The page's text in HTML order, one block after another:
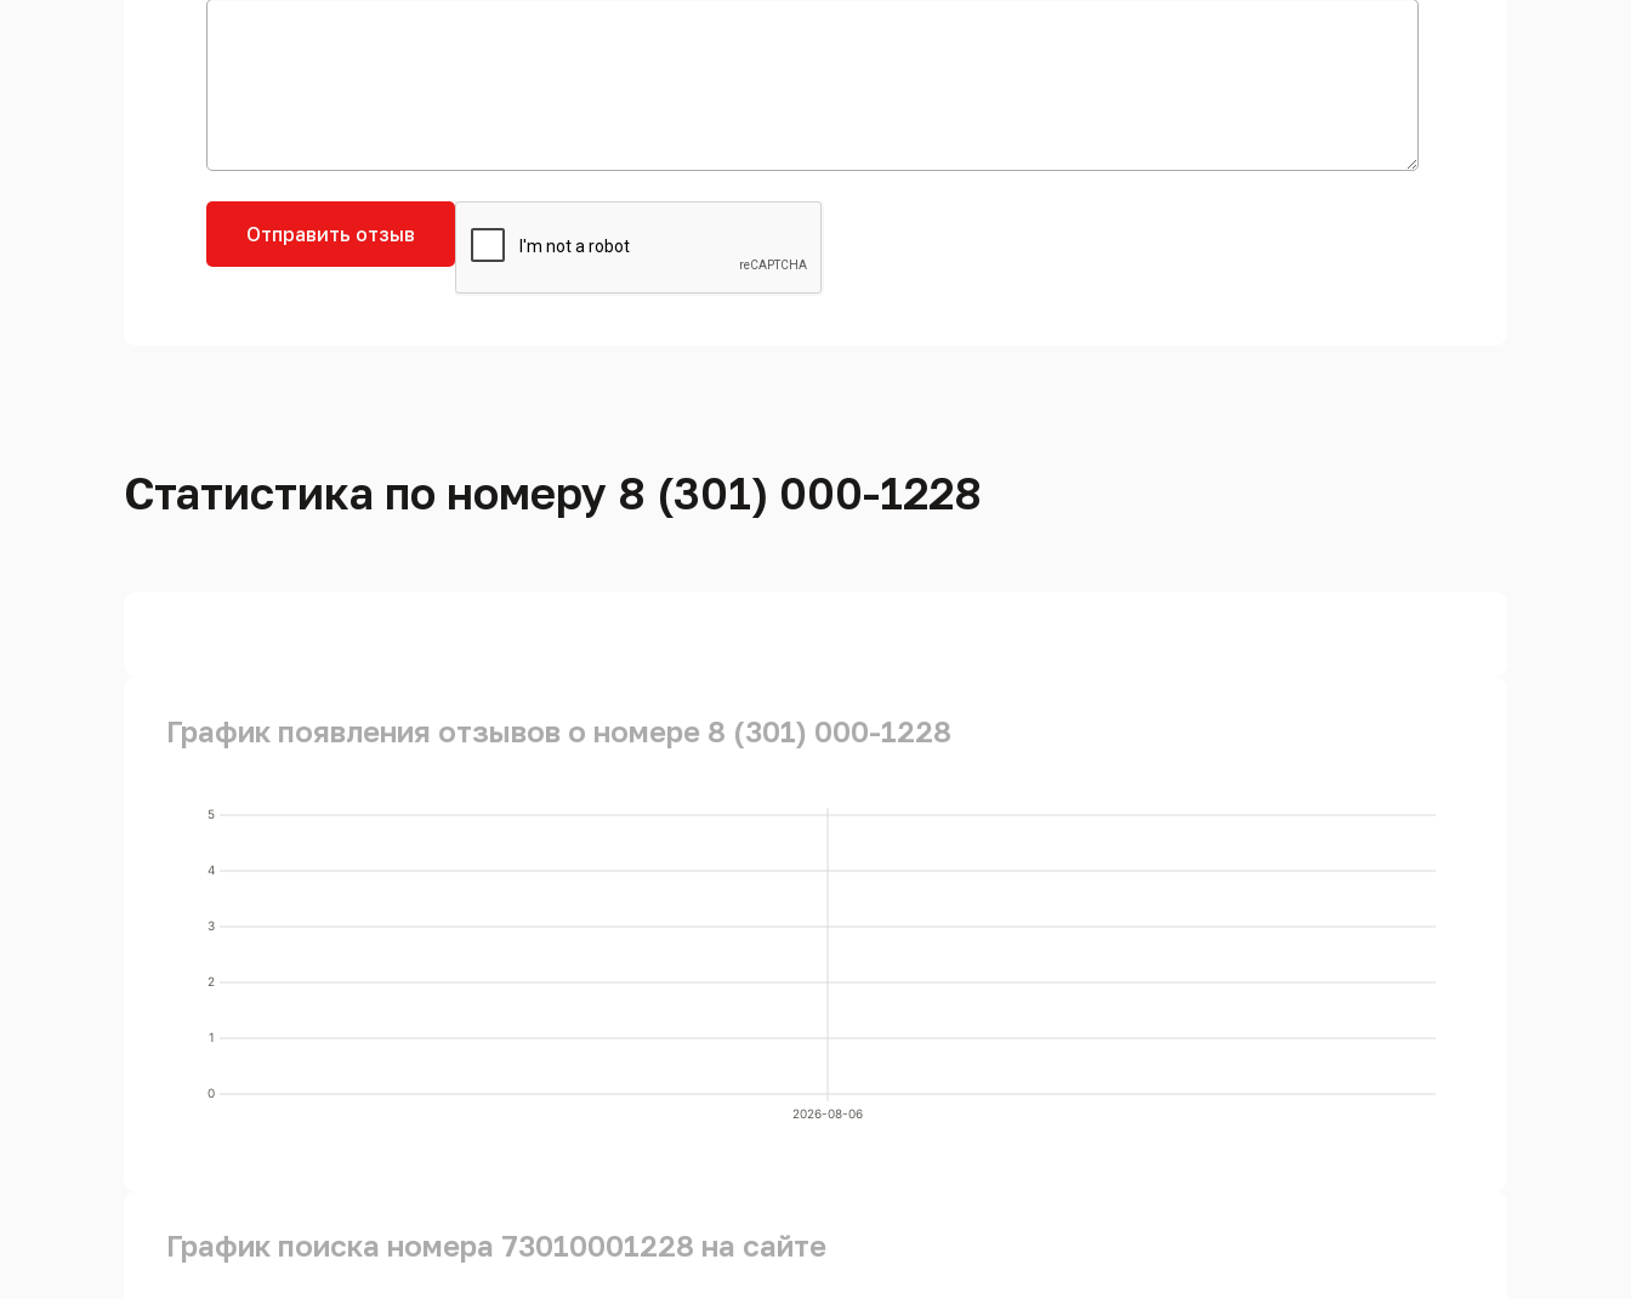
Отправить отзыв
Статистика по номеру 8 (301) 000-1228
График появления отзывов о номере 8 (301) 000-1228
0
1
2
3
4
5
2026-08-06
График поиска номера 73010001228 на сайте